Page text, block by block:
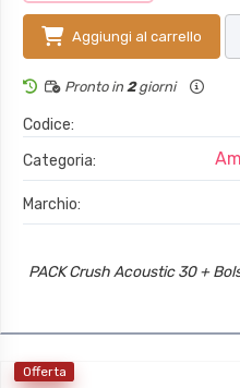
Aggiungi al carrello
Pronto in 2giorni
Codice:
Categoria:
Marchio:
PACK Crush Acoustic 30 +
Offerta